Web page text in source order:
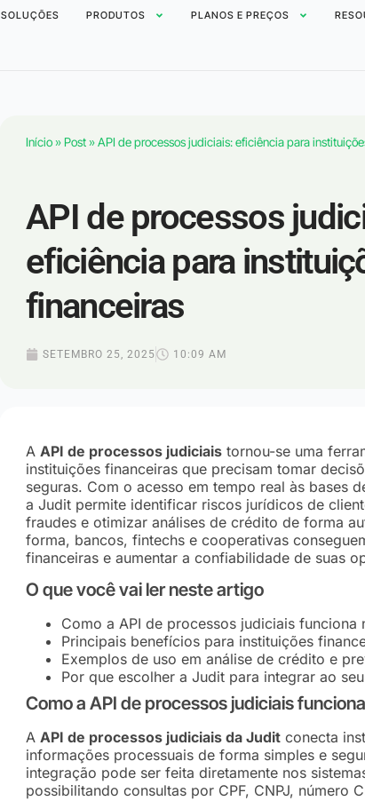
SOLUÇÕES PRODUTOS PLANOS E PREÇOS
Início»Post»API de processos judiciais: eficiência para
API de processos
eficiência para
financeiras
SETEMBRO 25, 2025 10:09 AM
A API de processos judiciais tornou-se uma
instituições financeiras que precisam tomar
seguras. Com o acesso em tempo real às bases
a Judit permite identificar riscos jurídicos de
fraudes e otimizar análises de crédito de forma
forma, bancos, fintechs e cooperativas
financeiras e aumentar a confiabilidade de suas
O que você vai ler neste artigo
Como a API de processos judiciais funciona
Principais benefícios para instituições
Exemplos de uso em análise de crédito e
Por que escolher a Judit para integrar ao
Como a API de processos judiciais funciona
A API de processos judiciais da Judit conecta
informações processuais de forma simples e
integração pode ser feita diretamente nos
possibilitando consultas por CPF, CNPJ, número